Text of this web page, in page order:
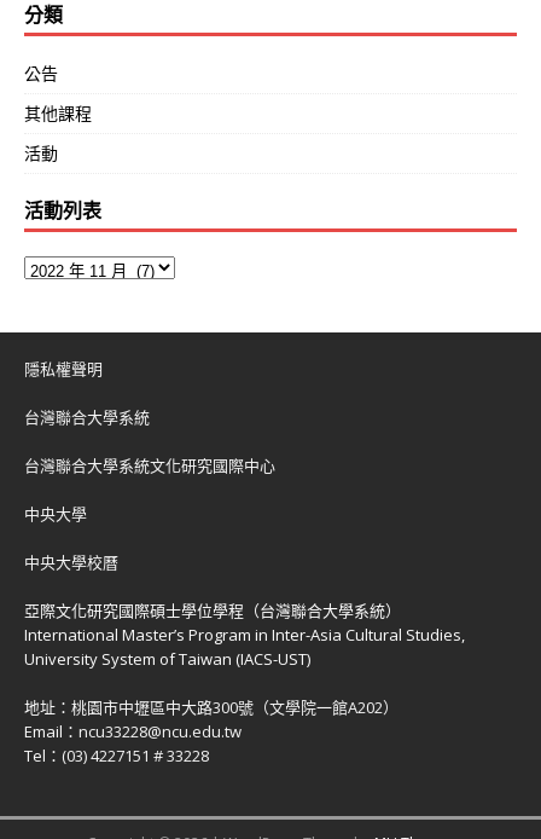
分類
公告
其他課程
活動
活動列表
隱私權聲明
台灣聯合大學系統
台灣聯合大學系統文化研究國際中心
中央大學
中央大學校曆
亞際文化研究國際碩士學位學程（台灣聯合大學系統）
International Master’s Program in Inter-Asia Cultural Studies,
University System of Taiwan (IACS-UST)
地址： 桃園市中壢區中大路300號（文學院一館A202）
Email： ncu33228@ncu.edu.tw
Tel： (03) 4227151 # 33228